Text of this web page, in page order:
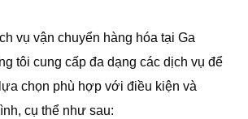
vụ vận chuyển hàng hóa tại Ga
tôi cung cấp đa dạng các dịch vụ để
chọn phù hợp với điều kiện và
cụ thể như sau: